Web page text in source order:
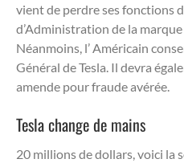
vient de perdre ses fonctions
d’Administration de la
Néanmoins, l’ Américain
Général de Tesla. Il devra
amende pour fraude avérée.
Tesla change de mains
20 millions de dollars, voici la